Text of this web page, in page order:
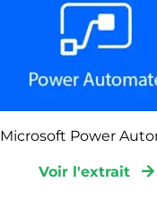
Microsoft Power
Voir l'extrait